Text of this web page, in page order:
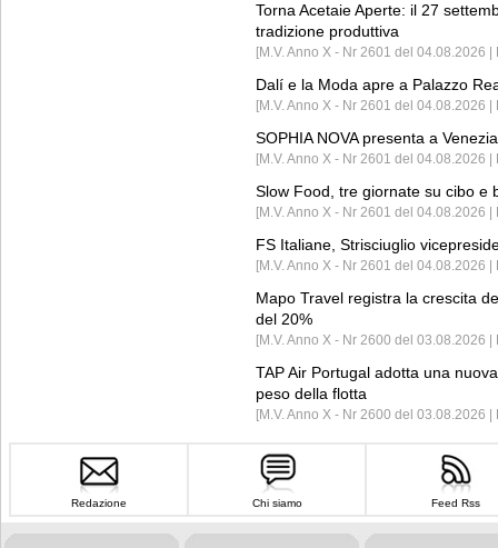
Torna Acetaie Aperte: il 27
tradizione produttiva
[M.V. Anno X - Nr 2601 del 04.08.2026 |
Dalí e la Moda apre a Palazzo
[M.V. Anno X - Nr 2601 del 04.08.2026 |
SOPHIA NOVA presenta a
[M.V. Anno X - Nr 2601 del 04.08.2026
Slow Food, tre giornate su cibo e
[M.V. Anno X - Nr 2601 del 04.08.2026 |
FS Italiane, Strisciuglio
[M.V. Anno X - Nr 2601 del 04.08.2026 |
Mapo Travel registra la crescita
del 20%
[M.V. Anno X - Nr 2600 del 03.08.2026 |
TAP Air Portugal adotta una
peso della flotta
[M.V. Anno X - Nr 2600 del 03.08.2026
Redazione Chi siamo Feed Rss